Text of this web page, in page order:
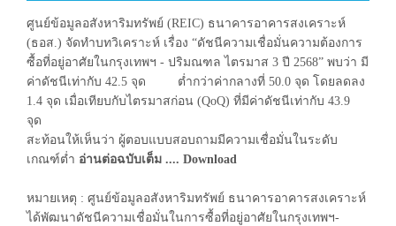
ศูนย์ข้อมูลอสังหาริมทรัพย์ (REIC) ธนาคารอาคารสงเคราะห์
(ธอส.) จัดทำบทวิเคราะห์ เรื่อง “ดัชนีความเชื่อมั่นความต้องการ
ซื้อที่อยู่อาศัยในกรุงเทพฯ - ปริมณฑล ไตรมาส 3 ปี 2568” พบว่า มี
ค่าดัชนีเท่ากับ 42.5 จุด ต่ำกว่าค่ากลางที่ 50.0 จุด โดยลดลง
1.4 จุด เมื่อเทียบกับไตรมาสก่อน (QoQ) ที่มีค่าดัชนีเท่ากับ 43.9
จุด
สะท้อนให้เห็นว่า ผู้ตอบแบบสอบถามมีความเชื่อมั่นในระดับ
เกณฑ์ต่ำ อ่านต่อฉบับเต็ม .... Download
หมายเหตุ : ศูนย์ข้อมูลอสังหาริมทรัพย์ ธนาคารอาคารสงเคราะห์
ได้พัฒนาดัชนีความเชื่อมั่นในการซื้อที่อยู่อาศัยในกรุงเทพฯ-